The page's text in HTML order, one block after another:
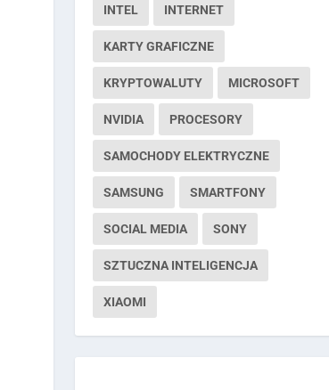
INTEL INTERNET
KARTY GRAFICZNE
KRYPTOWALUTY MICROSOFT
NVIDIA PROCESORY
SAMOCHODY ELEKTRYCZNE
SAMSUNG SMARTFONY
SOCIAL MEDIA SONY
SZTUCZNA INTELIGENCJA
XIAOMI